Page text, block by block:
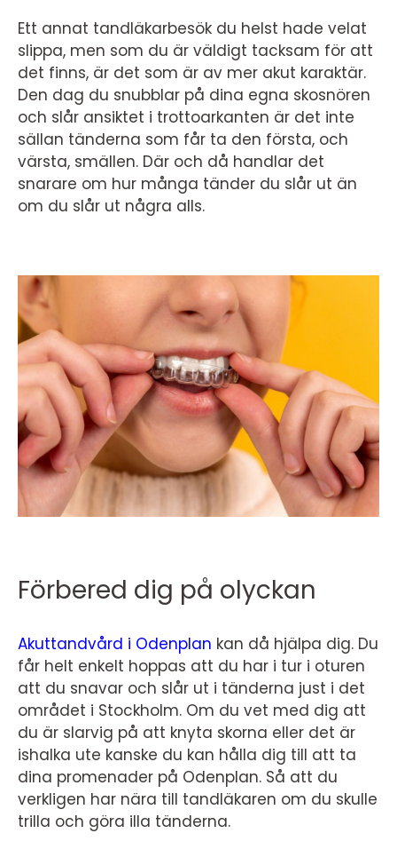
Ett annat tandläkarbesök du helst hade velat
slippa, men som du är väldigt tacksam för att
det finns, är det som är av mer akut karaktär.
Den dag du snubblar på dina egna skosnören
och slår ansiktet i trottoarkanten är det inte
sällan tänderna som får ta den första, och
värsta, smällen. Där och då handlar det
snarare om hur många tänder du slår ut än
om du slår ut några alls.
Förbered dig på olyckan
Akuttandvård i Odenplan kan då hjälpa dig. Du
får helt enkelt hoppas att du har i tur i oturen
att du snavar och slår ut i tänderna just i det
området i Stockholm. Om du vet med dig att
du är slarvig på att knyta skorna eller det är
ishalka ute kanske du kan hålla dig till att ta
dina promenader på Odenplan. Så att du
verkligen har nära till tandläkaren om du skulle
trilla och göra illa tänderna.